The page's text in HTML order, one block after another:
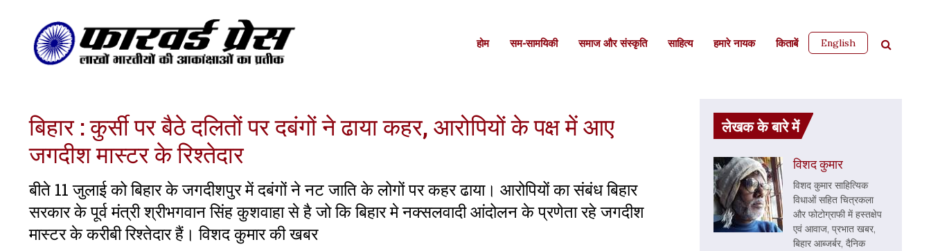
होम सम-सामयिकी समाज और संस्कृति साहित्‍य हमारे नायक किताबें English
बिहार : कुर्सी पर बैठे दलितों पर दबंगों ने ढाया कहर, आरोपियों के पक्ष में आए
जगदीश मास्टर के रिश्तेदार
बीते 11 जुलाई को बिहार के जगदीशपुर में दबंगों ने नट जाति के लोगों पर कहर ढाया। आरोपियों का संबंध बिहार
सरकार के पूर्व मंत्री श्रीभगवान सिंह कुशवाहा से है जो कि बिहार मे नक्सलवादी आंदोलन के प्रणेता रहे जगदीश
मास्टर के करीबी रिश्तेदार हैं। विशद कुमार की खबर
लेखक के बारे में
विशद कुमार
विशद कुमार साहित्यिक
विधाओं सहित चित्रकला
और फोटोग्राफी में हस्तक्षेप
एवं आवाज, प्रभात खबर,
बिहार आब्जर्बर, दैनिक